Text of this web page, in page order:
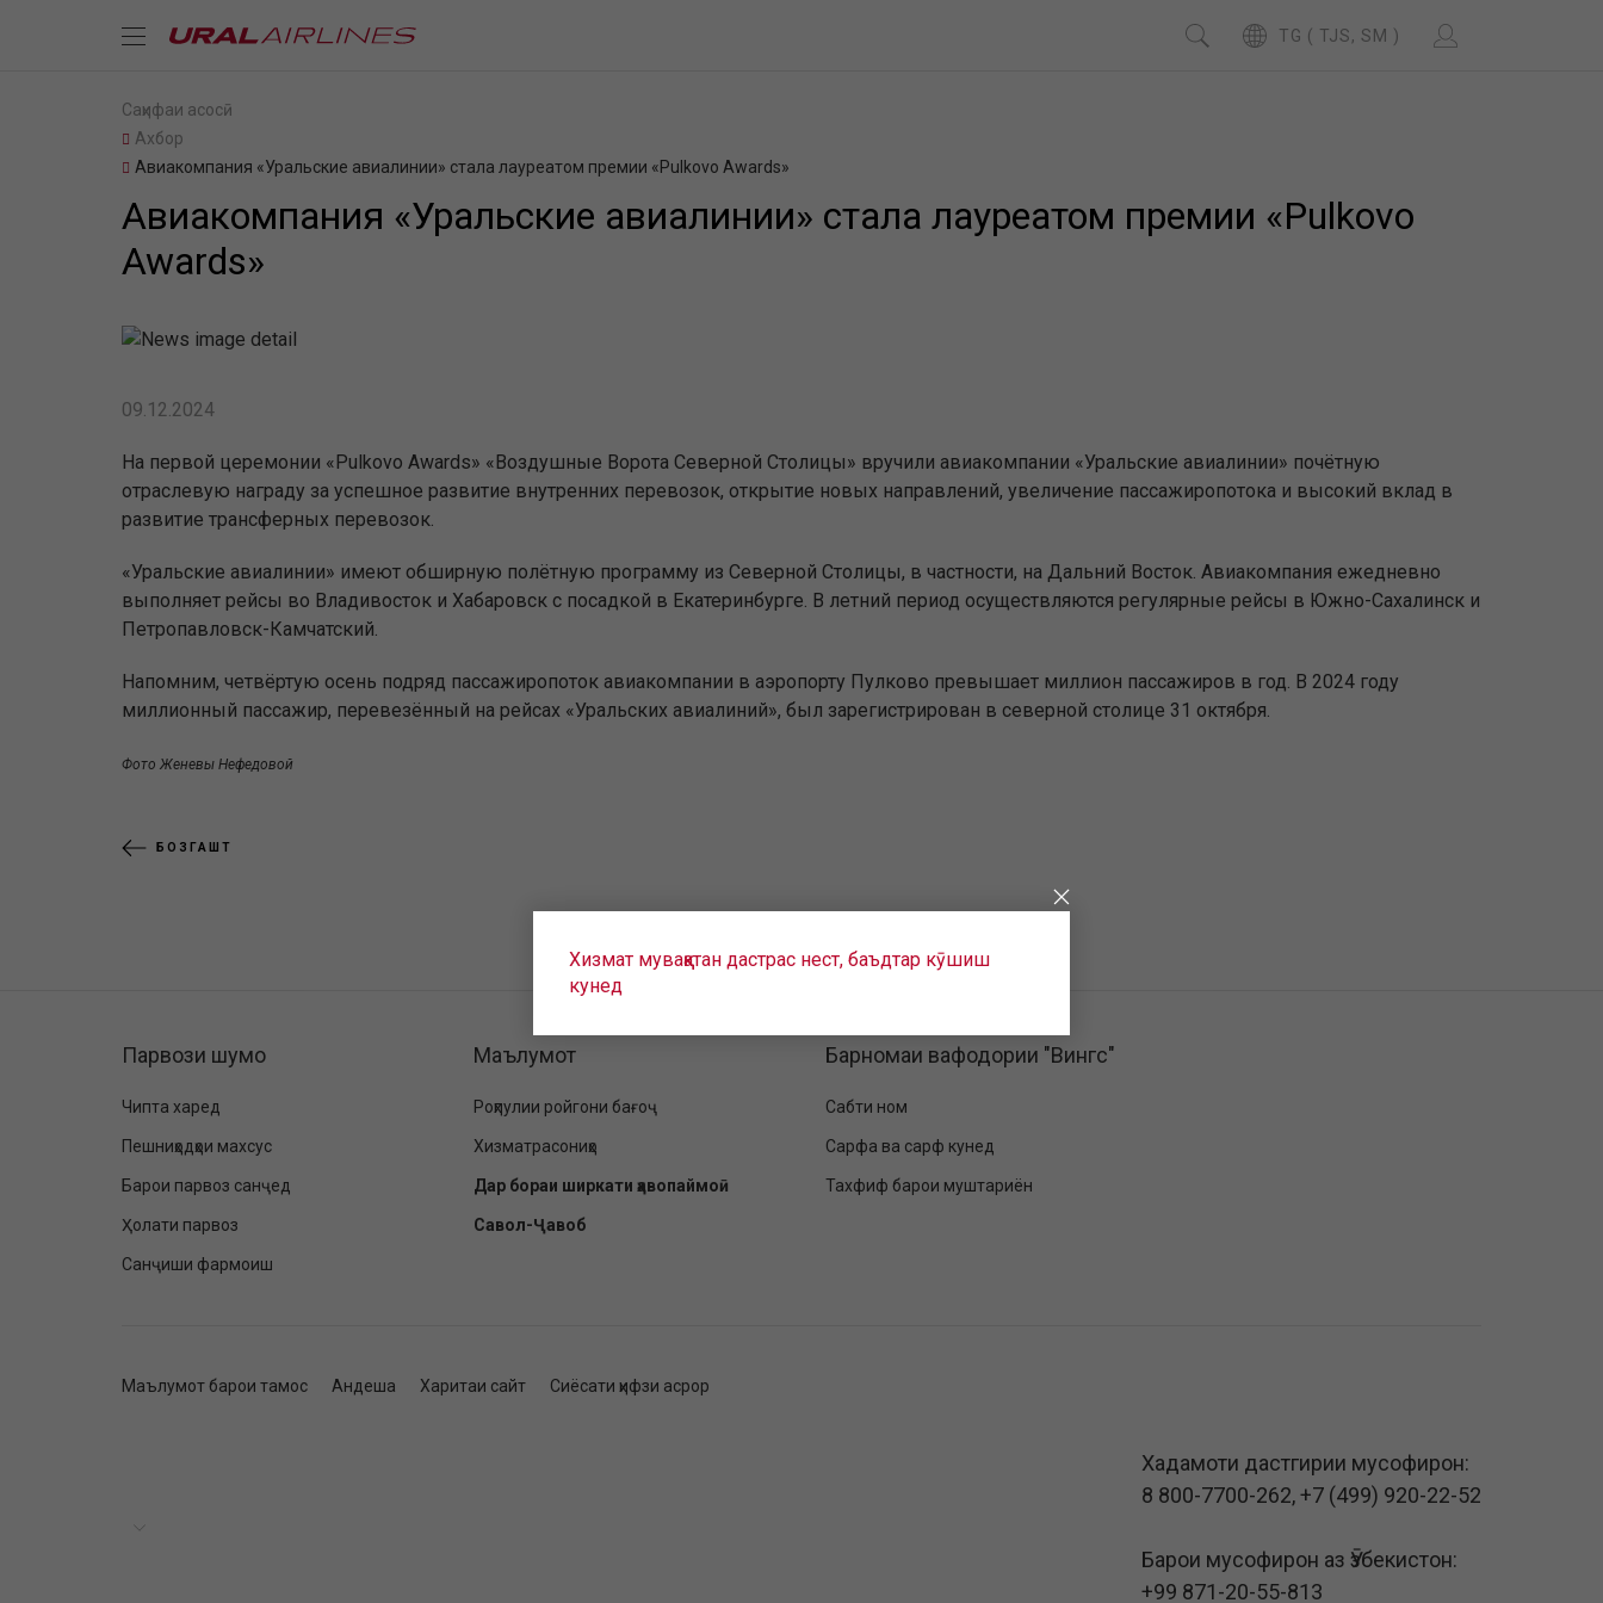
TG ( TJS, SM )
Саҳифаи асосӣ
Ахбор
Авиакомпания «Уральские авиалинии» стала лауреатом премии «Pulkovo Awards»
Авиакомпания «Уральские авиалинии» стала лауреатом премии «Pulkovo
Awards»
09.12.2024
На первой церемонии «Pulkovo Awards» «Воздушные Ворота Северной Столицы» вручили авиакомпании «Уральские авиалинии» почётную
отраслевую награду за успешное развитие внутренних перевозок, открытие новых направлений, увеличение пассажиропотока и высокий вклад в
развитие трансферных перевозок.
«Уральские авиалинии» имеют обширную полётную программу из Северной Столицы, в частности, на Дальний Восток. Авиакомпания ежедневно
выполняет рейсы во Владивосток и Хабаровск с посадкой в Екатеринбурге. В летний период осуществляются регулярные рейсы в Южно-Сахалинск и
Петропавловск-Камчатский.
Напомним, четвёртую осень подряд пассажиропоток авиакомпании в аэропорту Пулково превышает миллион пассажиров в год. В 2024 году
миллионный пассажир, перевезённый на рейсах «Уральских авиалиний», был зарегистрирован в северной столице 31 октября.
Фото Женевы Нефедовой
БОЗГАШТ
Хизмат муваққатан дастрас нест, баъдтар кӯшиш
кунед
Парвози шумо
Чипта харед
Пешниҳодҳои махсус
Барои парвоз санҷед
Ҳолати парвоз
Санҷиши фармоиш
Маълумот
Роҳпулии ройгони бағоҷ
Хизматрасониҳо
Дар бораи ширкати ҳавопаймоӣ
Савол-Ҷавоб
Барномаи вафодории "Вингс"
Сабти ном
Сарфа ва сарф кунед
Тахфиф барои муштариён
Маълумот барои тамос Андеша Харитаи сайт Сиёсати ҳифзи асрор
Хадамоти дастгирии мусофирон:
8 800-7700-262,+7 (499) 920-22-52
Барои мусофирон аз Ӯзбекистон:
+99 871-20-55-813